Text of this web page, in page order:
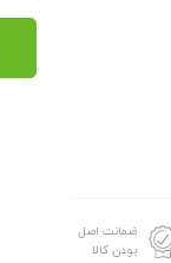
ضمانت اصل
بودن کالا